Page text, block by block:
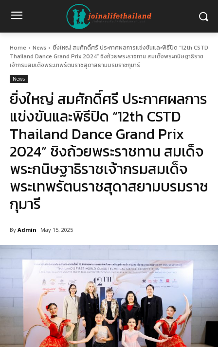
Home News
ยิ่งใหญ่ สมศักดิ์ศรี ประกาศผลการแข่งขันและพิธีปิด “12th CSTD
Thailand Dance Grand Prix 2024” ชิงถ้วยพระราชทาน สมเด็จพระกนิษฐาธิราช
เจ้ากรมสมเด็จพระเทพรัตนราชสุดาสยามบรมราชกุมารี
News
ยิ่งใหญ่ สมศักดิ์ศรี ประกาศผลการ
แข่งขันและพิธีปิด “12th CSTD
Thailand Dance Grand Prix
2024” ชิงถ้วยพระราชทาน สมเด็จ
พระกนิษฐาธิราชเจ้ากรมสมเด็จ
พระเทพรัตนราชสุดาสยามบรมราช
กุมารี
By Admin May 15, 2025